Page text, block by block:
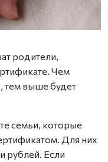
родители,
Чем
тем выше будет
семьи, которые
Для них
рублей. Если